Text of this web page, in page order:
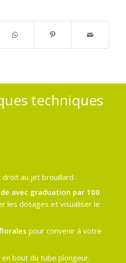
techniques
au jet brouillard.
avec graduation par 100
les dosages et visualiser le
pour convenir à votre
bout du tube plongeur.